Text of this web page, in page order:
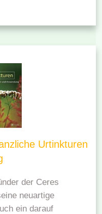
Urtinkturen
der Ceres
neuartige
ein darauf